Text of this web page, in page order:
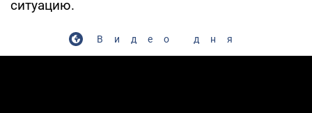
ситуацию.
Видео дня